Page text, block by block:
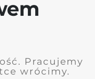
Pracujemy
wrócimy.